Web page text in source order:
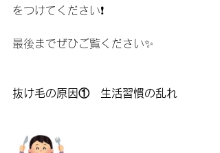
をつけてください❗️
最後までぜひご覧ください✨
抜け毛の原因①　生活習慣の乱れ